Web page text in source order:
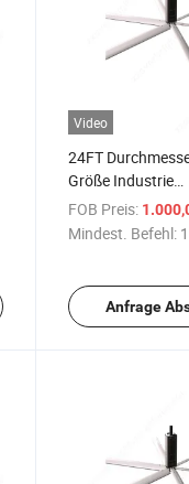
Video
24FT
Größe Industrie
Deckenventilator
FOB Preis:
Mindest. Befehl:
Anfrage